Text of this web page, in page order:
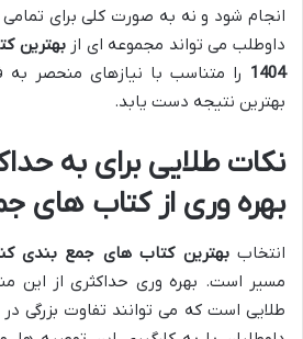
انجام شود و نه به صورت کلی برای تمامی
داوطلب می تواند مجموعه ای ازبهترین
1404 را متناسب با نیازهای منحصر
بهترین نتیجه دست یابد.
نکات طلایی برای به
بهره وری از کتاب های
انتخاببهترین کتاب های جمع بندی کنکور
مسیر است. بهره وری حداکثری از این
طلایی است که می توانند تفاوت بزرگی